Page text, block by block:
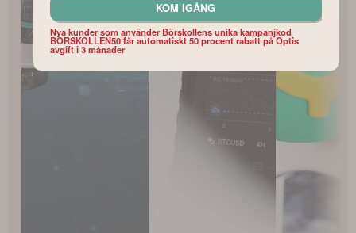
KOM IGÅNG
Nya kunder som använder Börskollens unika kampanjkod
BORSKOLLEN50 får automatiskt 50 procent rabatt på Optis
avgift i 3 månader